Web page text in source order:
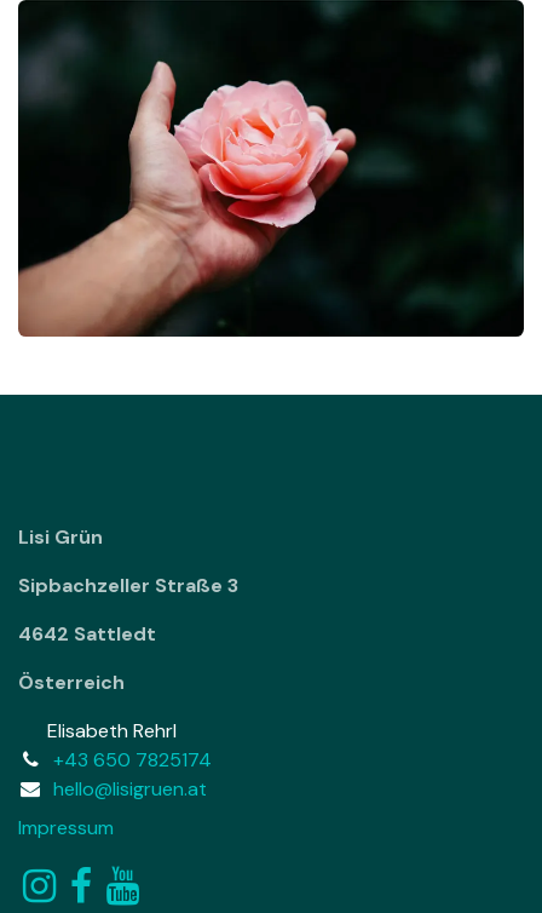
Lisi Grün
Sipbachzeller Straße 3
4642 Sattledt
Österreich
Elisabeth Rehrl
+43 650 7825174
hello@lisigruen.at
Impressum